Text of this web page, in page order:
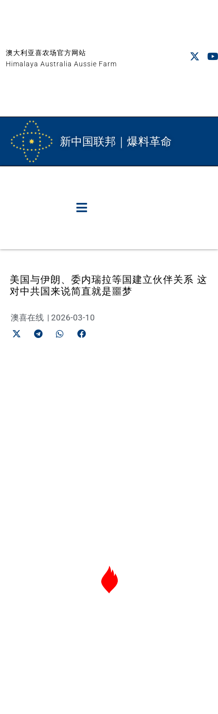
澳大利亚喜农场官方网站
Himalaya Australia Aussie Farm
新中国联邦｜爆料革命
美国与伊朗、委内瑞拉等国建立伙伴关系 这
对中共国来说简直就是噩梦
澳喜在线 | 2026-03-10